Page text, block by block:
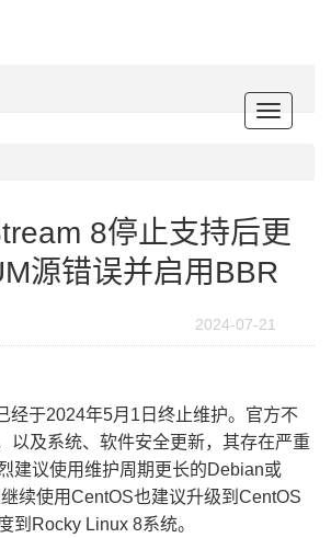
Toggle
8停止支持后更
源错误并启用BBR
2024-07-21
经于2024年5月1日终止维护。官方不
以及系统、软件安全更新，其存在严重
建议使用维护周期更长的Debian或
续使用CentOS也建议升级到CentOS
到Rocky Linux 8系统。